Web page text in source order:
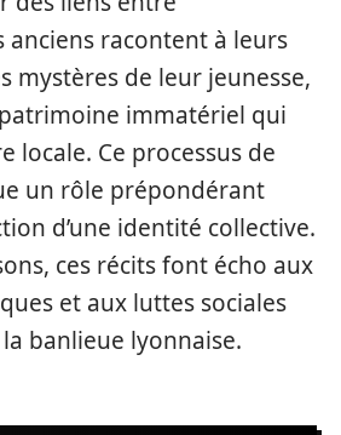
anciens racontent à leurs
mystères de leur jeunesse,
immatériel qui
locale. Ce processus de
un rôle prépondérant
d’une identité collective.
ces récits font écho aux
et aux luttes sociales
banlieue lyonnaise.